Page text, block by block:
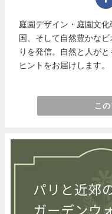
庭園デザイン・庭園文
国、そして自然豊かな
りを発信。自然と人が
ヒントをお届けします。
こ